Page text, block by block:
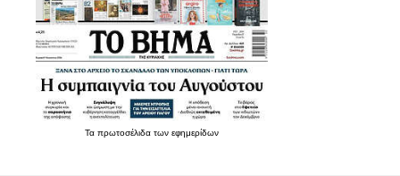
Τα πρωτοσέλιδα των εφημερίδων